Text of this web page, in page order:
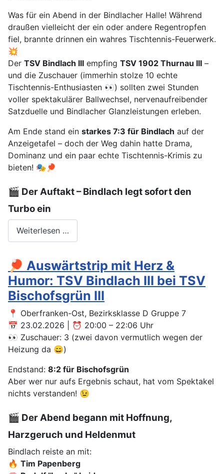
Was für ein Abend in der Bindlacher Halle! Während
draußen vielleicht der ein oder andere Regentropfen
fiel, brannte drinnen ein wahres Tischtennis-Feuerwerk.
💥
Der TSV Bindlach III empfing TSV 1902 Thurnau III –
und die Zuschauer (immerhin stolze 10 echte
Tischtennis-Enthusiasten 👀) sollten zwei Stunden
voller spektakulärer Ballwechsel, nervenaufreibender
Satzduelle und Bindlacher Glanzleistungen erleben.
Am Ende stand ein starkes 7:3 für Bindlach auf der
Anzeigetafel – doch der Weg dahin hatte Drama,
Dominanz und ein paar echte Tischtennis-Krimis zu
bieten! 🎭🏓
🎬 Der Auftakt – Bindlach legt sofort den
Turbo ein
Weiterlesen …
🏓 Auswärtstrip mit Herz &
Humor: TSV Bindlach III bei TSV
Bischofsgrün III
📍 Oberfranken-Ost, Bezirksklasse D Gruppe 7
📅 23.02.2026 | ⏰ 20:00 – 22:06 Uhr
👀 Zuschauer: 3 (zwei davon vermutlich wegen der
Heizung da 😄)
Endstand: 8:2 für Bischofsgrün
Aber wer nur aufs Ergebnis schaut, hat vom Spektakel
nichts verstanden! 😉
🎬 Der Abend begann mit Hoffnung,
Harzgeruch und Heldenmut
Bindlach reiste an mit:
🔥 Tim Papenberg